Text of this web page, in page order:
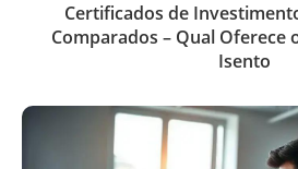
Certificados de
Comparados – Qual Oferece
Isento